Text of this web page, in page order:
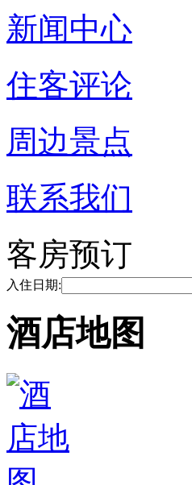
新闻中心
住客评论
周边景点
联系我们
客房预订
入住日期:
酒店地图